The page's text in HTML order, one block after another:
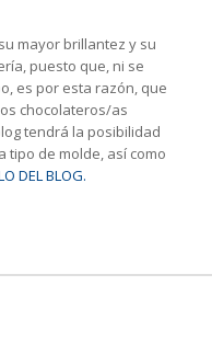
mayor brillantez y su
puesto que, ni se
es por esta razón, que
chocolateros/as
tendrá la posibilidad
tipo de molde, así como
DEL BLOG.